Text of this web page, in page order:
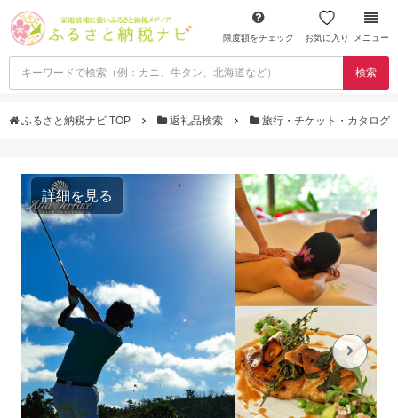
限度額をチェック お気に入り メニュー
検索
ふるさと納税ナビ TOP 返礼品検索 旅行・チケット・カタログ
詳細を見る